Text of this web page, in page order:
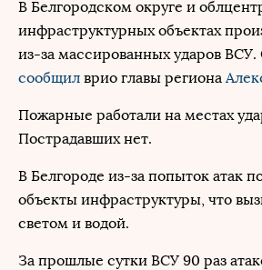
В Белгородском округе и
инфраструктурных объектах
из-за массированных ударов
сообщил врио главы региона
Пожарные работали на местах
Пострадавших нет.
В Белгороде из-за попыток атак
объекты инфраструктуры, что
светом и водой.
За прошлые сутки ВСУ 90 раз